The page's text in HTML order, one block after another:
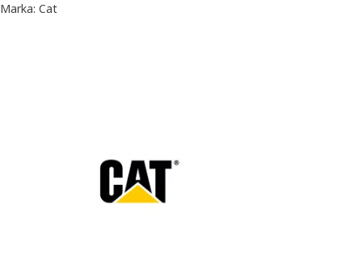
Marka: Cat